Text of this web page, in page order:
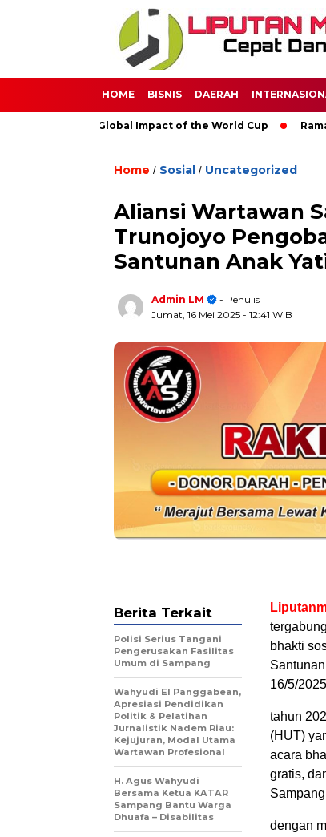
HOME BISNIS DAERAH
The Global Impact of the World Cup Ramadan:
Home / Sosial / Uncategorized
Aliansi Wartawan
Trunojoyo
Santunan Anak
Admin LM
- Penulis
Jumat, 16 Mei 2025 - 12:41 WIB
bhakti
16/5/
tahun
(HUT)
acara
gratis,
dengan
Berita Terkait
Polisi Serius Tangani
Pengerusakan Fasilitas
Umum di Sampang
Wahyudi El Panggabean,
Apresiasi Pendidikan
Politik & Pelatihan
Jurnalistik Nadem Riau:
Kejujuran, Modal Utama
Wartawan Profesional
H. Agus Wahyudi
Bersama Ketua KATAR
Sampang Bantu Warga
Dhuafa – Disabilitas